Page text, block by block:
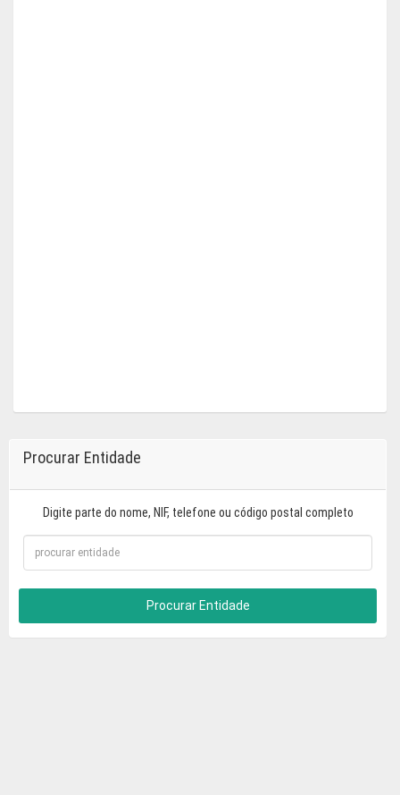
Procurar Entidade
Digite parte do nome, NIF, telefone ou código postal completo
Procurar Entidade